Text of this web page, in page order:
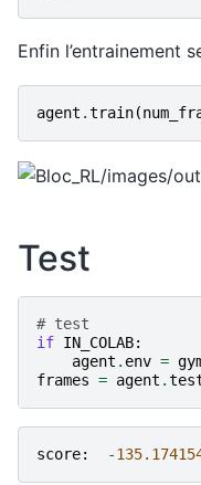
Enfin l’entrainement
agent .train(
Test
# test
if IN_COLAB:
agent . env =
frames = agent .
score: -